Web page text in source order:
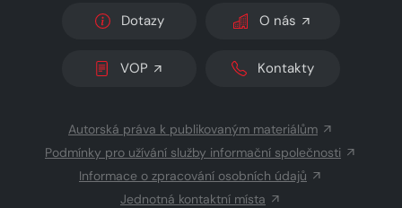
Dotazy O nás
VOP Kontakty
Autorská práva k publikovaným materiálům
Podmínky pro užívání služby informační společnosti
Informace o zpracování osobních údajů
Jednotná kontaktní místa